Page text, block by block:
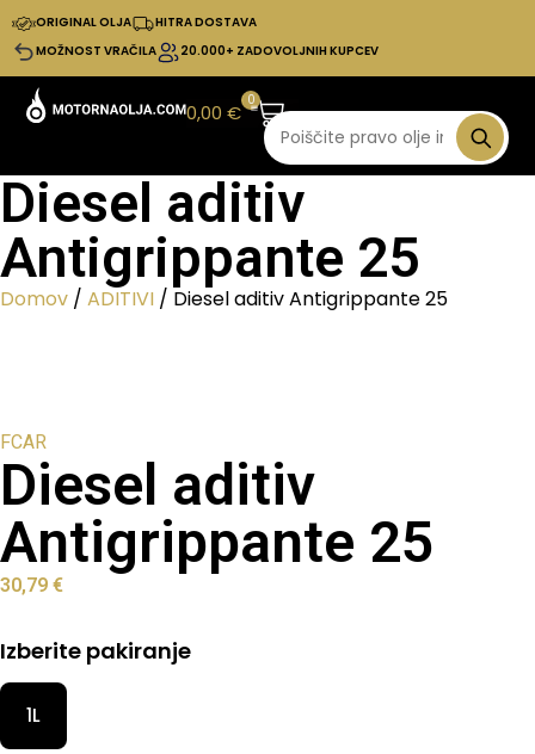
ORIGINAL OLJA
HITRA DOSTAVA
MOŽNOST VRAČILA
20.000+ ZADOVOLJNIH KUPCEV
0,00€
0
Diesel aditiv
Antigrippante 25
Domov / ADITIVI / Diesel aditiv Antigrippante 25
FCAR
Diesel aditiv
Antigrippante 25
30,79 €
Izberite pakiranje
1L